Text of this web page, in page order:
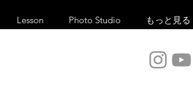
Lesson Photo Studio もっと見る